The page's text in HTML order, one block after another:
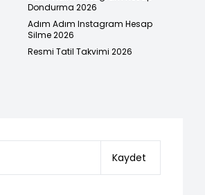
Dondurma 2026
Adım Adım Instagram Hesap
Silme 2026
Resmi Tatil Takvimi 2026
Kaydet